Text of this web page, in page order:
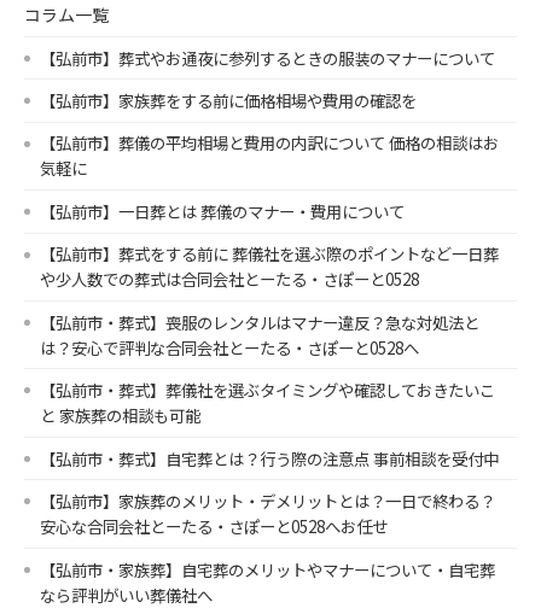
コラム一覧
【弘前市】葬式やお通夜に参列するときの服装のマナーについて
【弘前市】家族葬をする前に価格相場や費用の確認を
【弘前市】葬儀の平均相場と費用の内訳について 価格の相談はお
気軽に
【弘前市】一日葬とは 葬儀のマナー・費用について
【弘前市】葬式をする前に 葬儀社を選ぶ際のポイントなど一日葬
や少人数での葬式は合同会社とーたる・さぽーと0528
【弘前市・葬式】喪服のレンタルはマナー違反？急な対処法と
は？安心で評判な合同会社とーたる・さぽーと0528へ
【弘前市・葬式】葬儀社を選ぶタイミングや確認しておきたいこ
と 家族葬の相談も可能
【弘前市・葬式】自宅葬とは？行う際の注意点 事前相談を受付中
【弘前市】家族葬のメリット・デメリットとは？一日で終わる？
安心な合同会社とーたる・さぽーと0528へお任せ
【弘前市・家族葬】自宅葬のメリットやマナーについて・自宅葬
なら評判がいい葬儀社へ